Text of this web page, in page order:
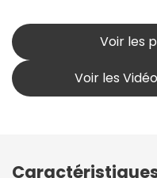
Voir les
Voir les